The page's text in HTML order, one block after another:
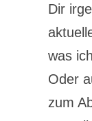
Dir
was
Oder
zum